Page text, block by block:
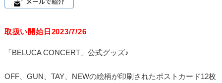
取扱い開始日2023/7/26
「BELUCA CONCERT」公式グッズ♪
OFF、GUN、TAY、NEWの絵柄が印刷されたポストカード12枚